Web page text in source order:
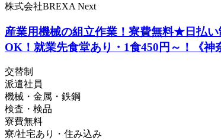
株式会社BREXA Next
産業用機械の組立作業！寮費無料★日払
OK！就業先食堂あり・1食450円～！《神
交替制
派遣社員
機械・金属・鉄鋼
検査・検品
寮費無料
寮/社宅あり・住み込み